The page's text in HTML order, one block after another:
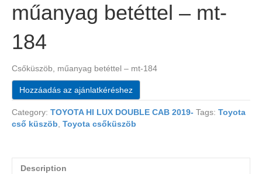
műanyag betéttel – mt-
184
Csőküszöb, műanyag betéttel – mt-184
Hozzáadás az ajánlatkéréshez
Category: TOYOTA HI LUX DOUBLE CAB 2019- Tags: Toyota
cső küszöb, Toyota csőküszöb
Description